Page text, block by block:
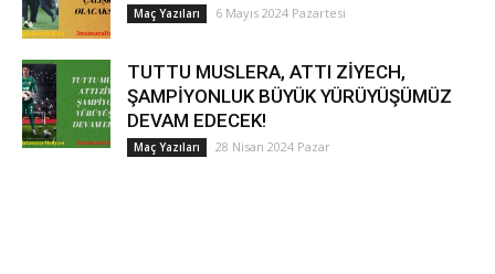
Maç Yazıları 6 Mayıs 2024 Pazartesi
TUTTU MUSLERA, ATTI ZİYECH,
ŞAMPİYONLUK BÜYÜK YÜRÜYÜŞÜMÜZ
DEVAM EDECEK!
Maç Yazıları 28 Nisan 2024 Pazar